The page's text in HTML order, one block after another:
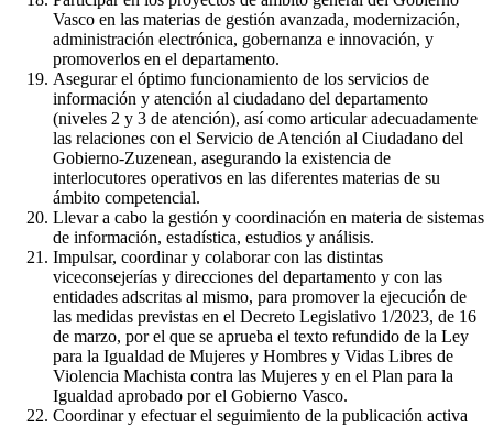
Vasco en las materias de gestión avanzada, modernización,
administración electrónica, gobernanza e innovación, y
promoverlos en el departamento.
Asegurar el óptimo funcionamiento de los servicios de
información y atención al ciudadano del departamento
(niveles 2 y 3 de atención), así como articular adecuadamente
las relaciones con el Servicio de Atención al Ciudadano del
Gobierno-Zuzenean, asegurando la existencia de
interlocutores operativos en las diferentes materias de su
ámbito competencial.
Llevar a cabo la gestión y coordinación en materia de sistemas
de información, estadística, estudios y análisis.
Impulsar, coordinar y colaborar con las distintas
viceconsejerías y direcciones del departamento y con las
entidades adscritas al mismo, para promover la ejecución de
las medidas previstas en el Decreto Legislativo 1/2023, de 16
de marzo, por el que se aprueba el texto refundido de la Ley
para la Igualdad de Mujeres y Hombres y Vidas Libres de
Violencia Machista contra las Mujeres y en el Plan para la
Igualdad aprobado por el Gobierno Vasco.
Coordinar y efectuar el seguimiento de la publicación activa